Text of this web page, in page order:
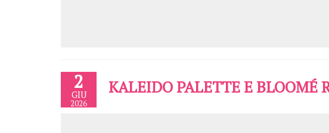
2
GIU
2026
KALEIDO PALETTE E BLOOMÉ